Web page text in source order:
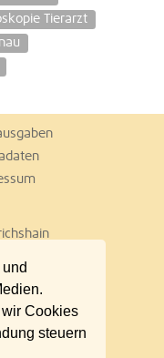
Cookies
steuern
Tierarzt